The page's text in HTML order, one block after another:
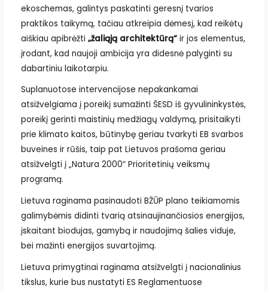
ekoschemas, galintys paskatinti geresnį tvarios
praktikos taikymą, tačiau atkreipia dėmesį, kad reikėtų
aiškiau apibrėžti „žaliąją architektūrą“ ir jos elementus,
įrodant, kad naujoji ambicija yra didesnė palyginti su
dabartiniu laikotarpiu.
Suplanuotose intervencijose nepakankamai
atsižvelgiama į poreikį sumažinti ŠESD iš gyvulininkystės,
poreikį gerinti maistinių medžiagų valdymą, prisitaikyti
prie klimato kaitos, būtinybę geriau tvarkyti EB svarbos
buveines ir rūšis, taip pat Lietuvos prašoma geriau
atsižvelgti į „Natura 2000“ Prioritetinių veiksmų
programą.
Lietuva raginama pasinaudoti BŽŪP plano teikiamomis
galimybėmis didinti tvarią atsinaujinančiosios energijos,
įskaitant biodujas, gamybą ir naudojimą šalies viduje,
bei mažinti energijos suvartojimą.
Lietuva primygtinai raginama atsižvelgti į nacionalinius
tikslus, kurie bus nustatyti ES Reglamentuose